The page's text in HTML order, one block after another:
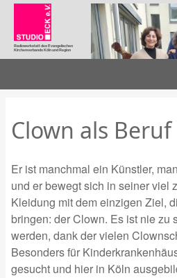
Direkt
Inhalt
Radiowerkstatt des Evangelischen
Kirchenverbands Köln und Region
Clown als Beruf
Er ist manchmal ein Künstler,
und er bewegt sich in seiner viel
Kleidung mit dem einzigen Ziel,
bringen: der Clown. Es ist nie zu
werden, dank der vielen
Besonders für
gesucht und hier in Köln